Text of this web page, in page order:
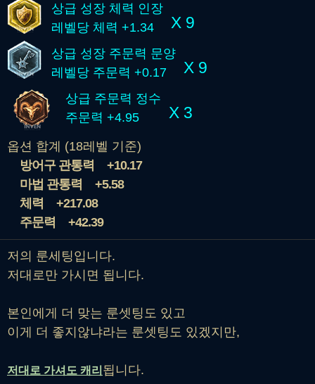
상급 성장 체력 인장
레벨당 체력 +1.34
X 9
상급 성장 주문력 문양
레벨당 주문력 +0.17
X 9
상급 주문력 정수
주문력 +4.95
X 3
옵션 합계 (18레벨 기준)
방어구 관통력
+10.17
마법 관통력
+5.58
체력
+217.08
주문력
+42.39
저의 룬세팅입니다.
저대로만 가시면 됩니다.
본인에게 더 맞는 룬셋팅도 있고
이게 더 좋지않냐라는 룬셋팅도 있겠지만,
저대로 가셔도 캐리 됩니다.